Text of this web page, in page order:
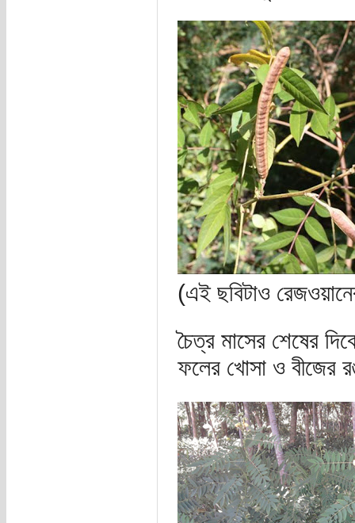
(এই ছবিটাও
চৈত্র মাসের শেষের
ফলের খোসা ও বীজের